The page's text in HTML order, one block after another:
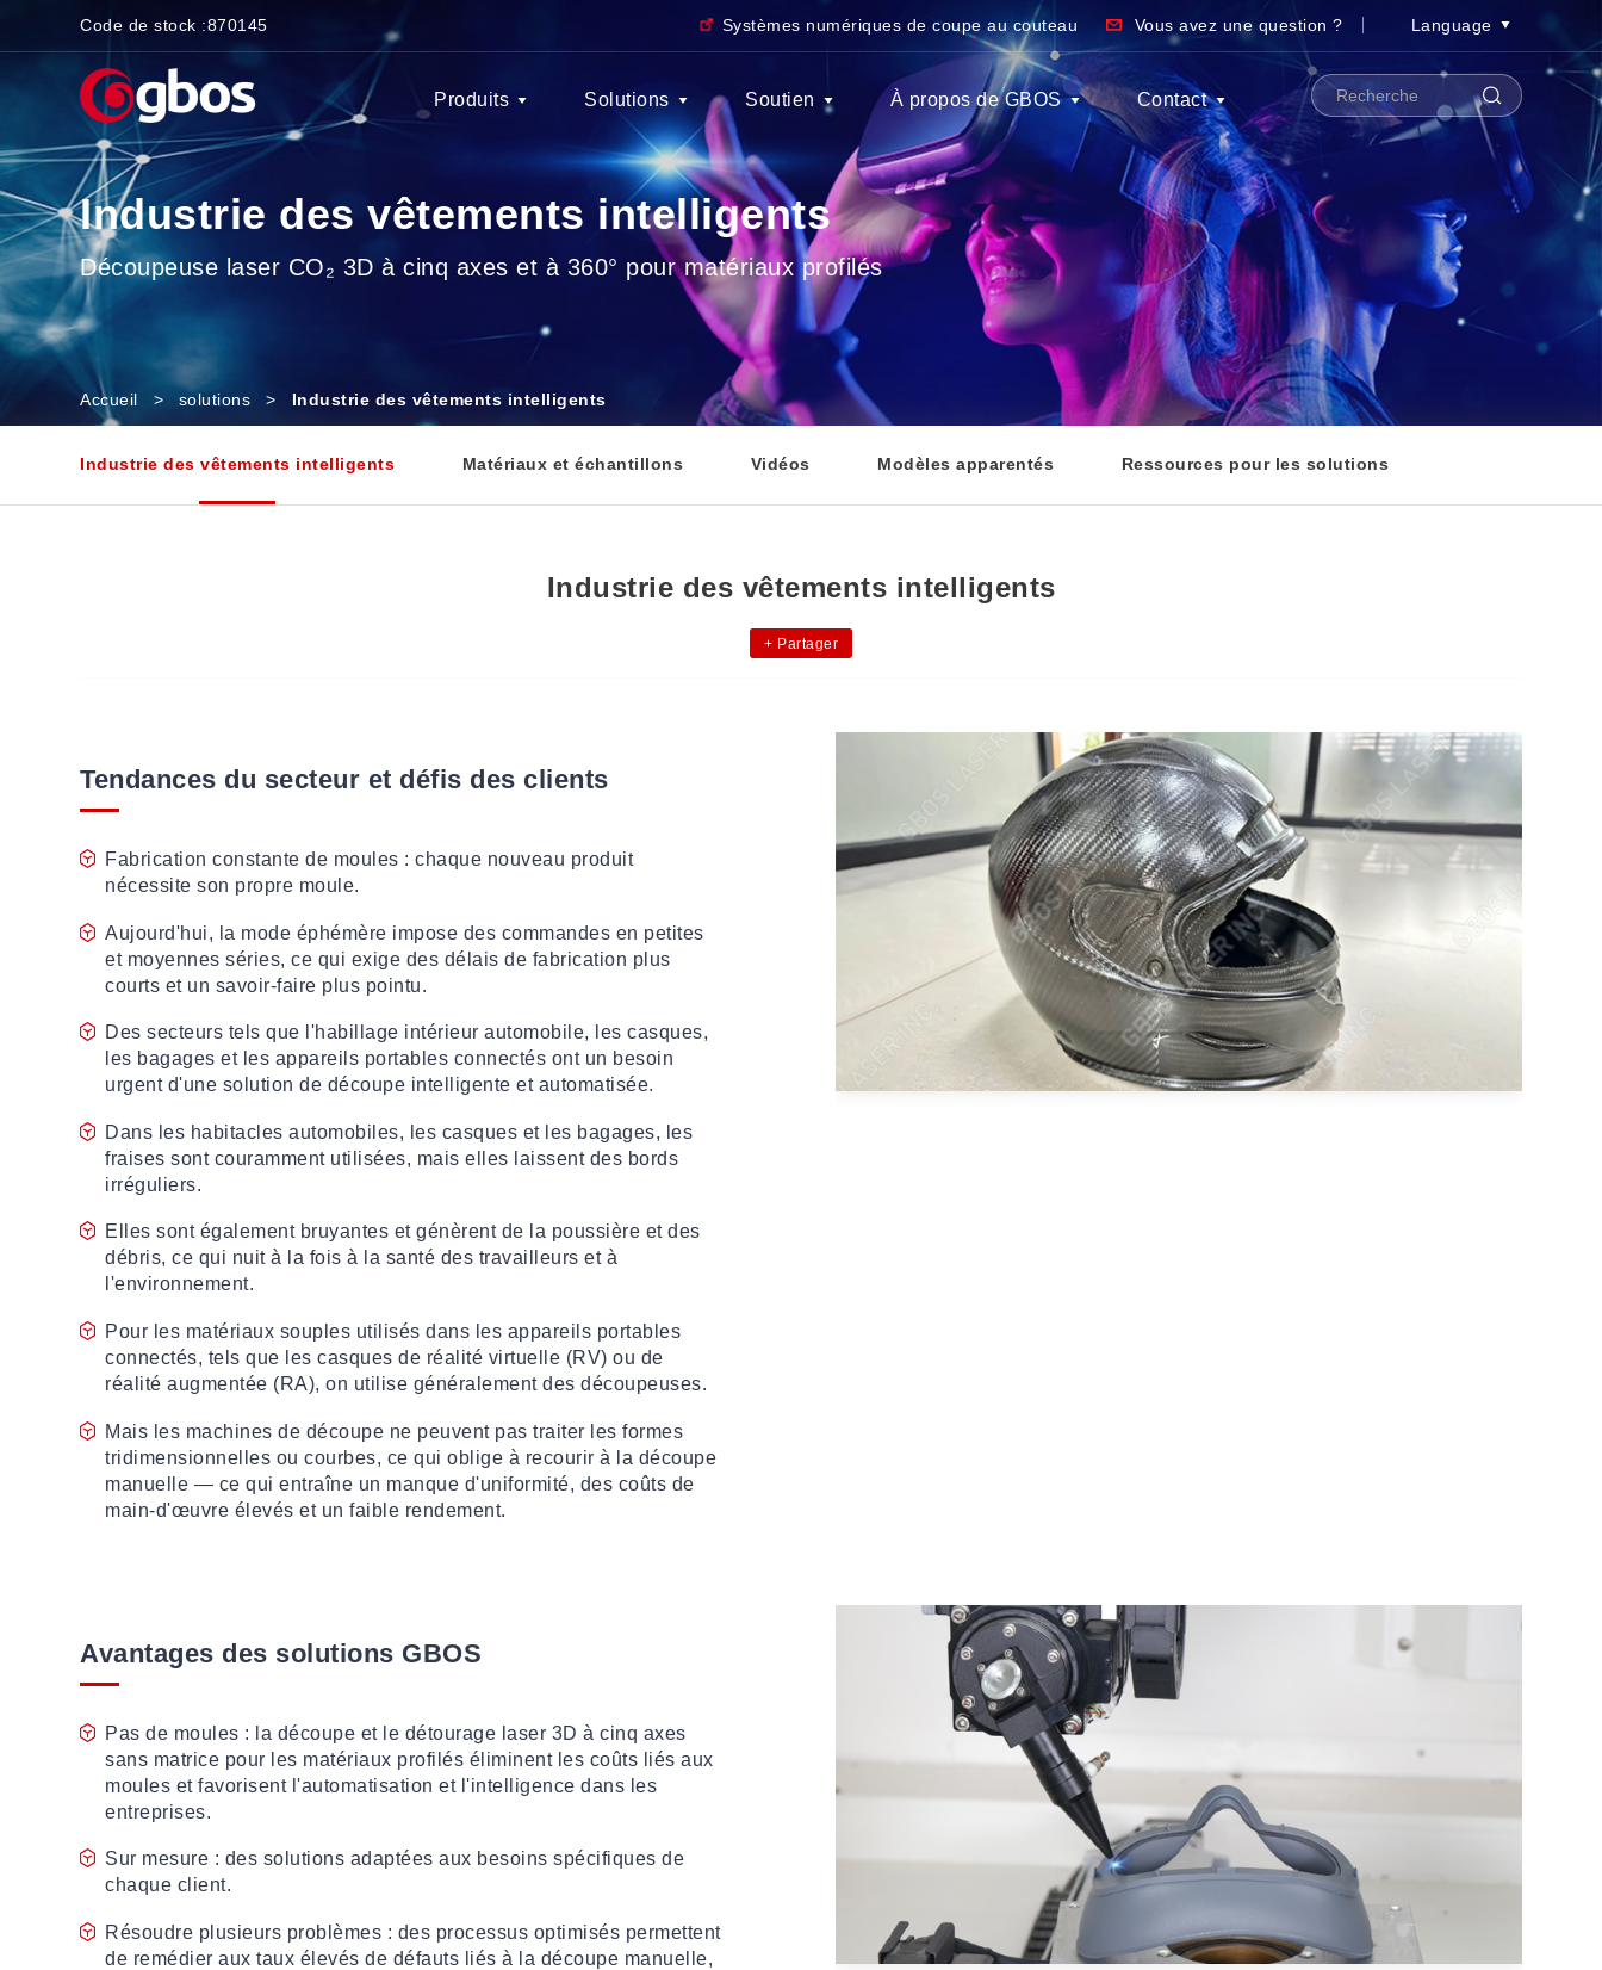
Code de stock :870145 Systèmes numériques de coupe au couteau Vous avez une question ? Language
Produits Solutions Soutien À propos de GBOS Contact
Industrie des vêtements intelligents
Découpeuse laser CO₂ 3D à cinq axes et à 360° pour matériaux profilés
Accueil > solutions > Industrie des vêtements intelligents
Industrie des vêtements intelligents Matériaux et échantillons Vidéos Modèles apparentés Ressources pour les solutions
Industrie des vêtements intelligents
+ Partager
Tendances du secteur et défis des clients
Fabrication constante de moules : chaque nouveau produit
nécessite son propre moule.
Aujourd'hui, la mode éphémère impose des commandes en petites
et moyennes séries, ce qui exige des délais de fabrication plus
courts et un savoir-faire plus pointu.
Des secteurs tels que l'habillage intérieur automobile, les casques,
les bagages et les appareils portables connectés ont un besoin
urgent d'une solution de découpe intelligente et automatisée.
Dans les habitacles automobiles, les casques et les bagages, les
fraises sont couramment utilisées, mais elles laissent des bords
irréguliers.
Elles sont également bruyantes et génèrent de la poussière et des
débris, ce qui nuit à la fois à la santé des travailleurs et à
l'environnement.
Pour les matériaux souples utilisés dans les appareils portables
connectés, tels que les casques de réalité virtuelle (RV) ou de
réalité augmentée (RA), on utilise généralement des découpeuses.
Mais les machines de découpe ne peuvent pas traiter les formes
tridimensionnelles ou courbes, ce qui oblige à recourir à la découpe
manuelle — ce qui entraîne un manque d'uniformité, des coûts de
main-d'œuvre élevés et un faible rendement.
Avantages des solutions GBOS
Pas de moules : la découpe et le détourage laser 3D à cinq axes
sans matrice pour les matériaux profilés éliminent les coûts liés aux
moules et favorisent l'automatisation et l'intelligence dans les
entreprises.
Sur mesure : des solutions adaptées aux besoins spécifiques de
chaque client.
Résoudre plusieurs problèmes : des processus optimisés permettent
de remédier aux taux élevés de défauts liés à la découpe manuelle,